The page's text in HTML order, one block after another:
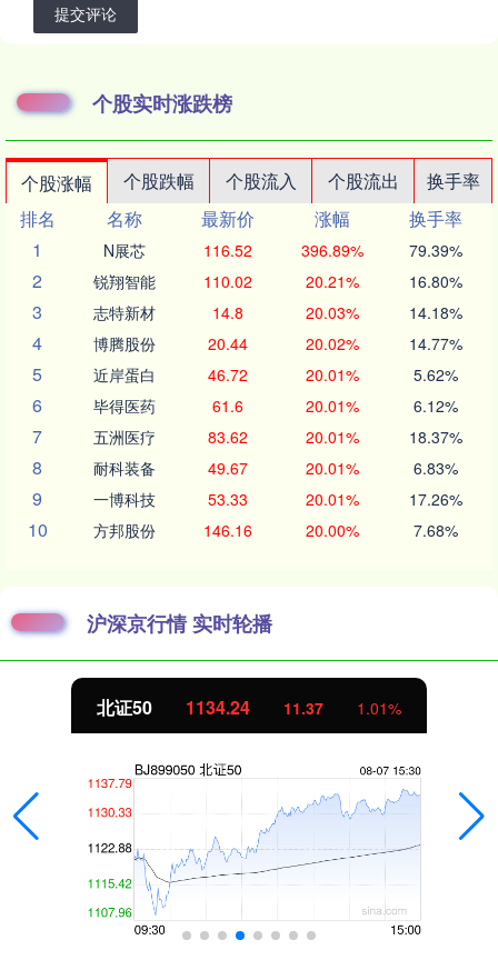
提交评论
个股实时涨跌榜
个股涨幅 个股跌幅 个股流入 个股流出
换手率
排名
名称 最新价 涨幅
换手率
1
N展芯 116.52 396.89% 79.39%
2 锐翔智能 110.02 20.21% 16.80%
3 志特新材 14.8 20.03% 14.18%
4 博腾股份 20.44 20.02% 14.77%
5 近岸蛋白 46.72 20.01% 5.62%
6 毕得医药 61.6 20.01% 6.12%
7 五洲医疗 83.62 20.01% 18.37%
8 耐科装备 49.67 20.01% 6.83%
9 一博科技 53.33 20.01% 17.26%
10 方邦股份 146.16 20.00% 7.68%
沪深京行情 实时轮播
北证50 1134.24 11.37 1.01%